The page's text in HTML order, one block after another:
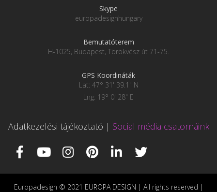
Skype
europadesignhungary
Bemutatóterem
H-1025, Budapest, Törökvész út 71-75.
GPS Koordináták
Lat: 47° 31' 39.1" N
Lng: 19° 0' 28" E
Adatkezelési tájékoztató | Social média csatornáink
Europadesign © 2021 EUROPA DESIGN | All rights reserved |